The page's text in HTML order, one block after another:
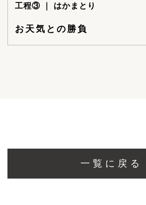
工程③ ｜ はかまとり
お天気との勝負
一覧に戻る